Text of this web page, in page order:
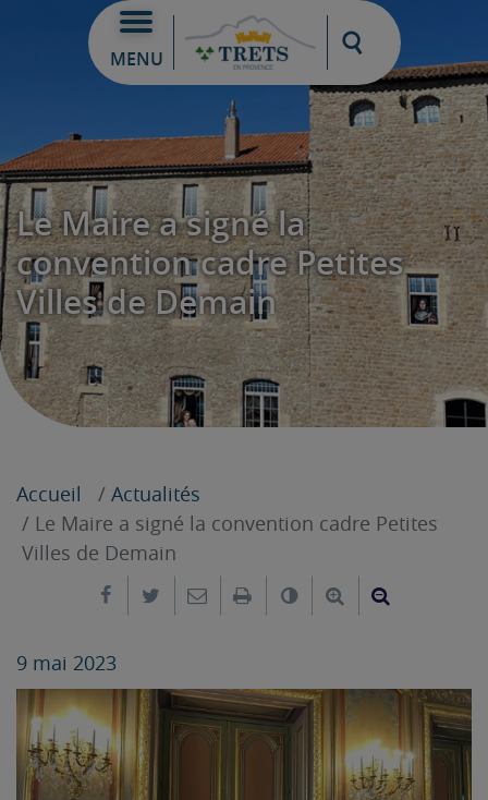
MENU
Moteur de
Le Maire a signé la
convention cadre Petites
Villes de Demain
Accueil
Actualités
Le Maire a signé la convention cadre Petites
Villes de Demain
Partager sur Facebook
Partager sur Twitter
Envoyer par e-mail
ImprimerChanger leAgrandir le
9 mai 2023